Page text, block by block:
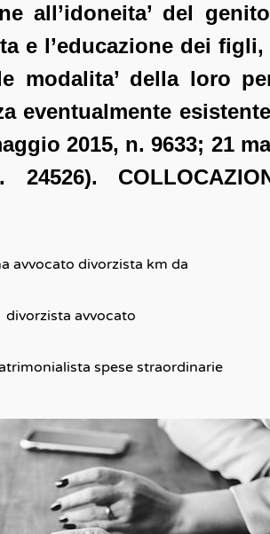
all’idoneita’ del
e l’educazione dei
della loro
eventualmente
2015, n. 9633; 21
avvocato divorzista km da
divorzista avvocato
spese straordinarie